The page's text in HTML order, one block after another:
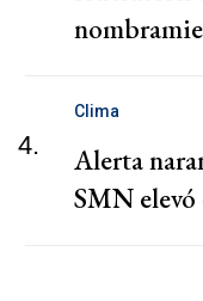
4.
Clima
Alerta
SMN